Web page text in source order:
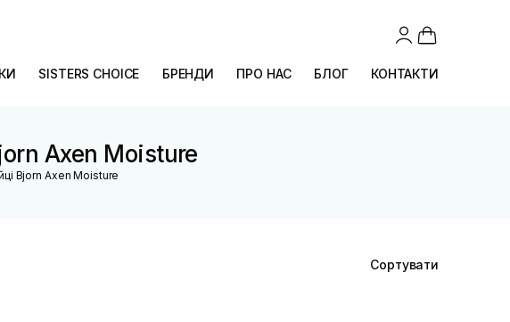
SISTERS CHOICE БРЕНДИ ПРО НАС БЛОГ КОНТАКТИ
Axen Moisture
Bjorn Axen Moisture
Сортувати